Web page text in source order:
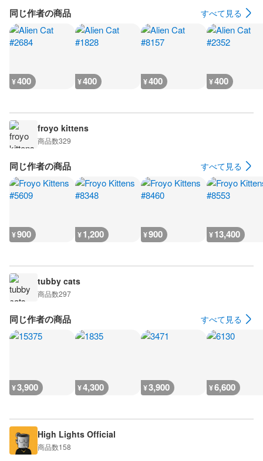
同じ作者の商品 すべて見る
¥400 ¥400 ¥400 ¥400
froyo kittens
商品数329
同じ作者の商品 すべて見る
¥900 ¥1,200 ¥900 ¥13,400
tubby cats
商品数297
同じ作者の商品 すべて見る
¥3,900 ¥4,300 ¥3,900 ¥6,600
High Lights Official
商品数158